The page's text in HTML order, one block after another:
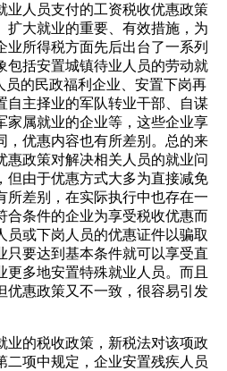
人员支付的工资税收优惠政策
扩大就业的重要、有效措施，为
业所得税方面先后出台了一系列
包括安置城镇待业人员的劳动就
员的民政福利企业、安置下岗再
自主择业的军队转业干部、自谋
家属就业的企业等，这些企业享
，优惠内容也有所差别。总的来
惠政策对解决相关人员的就业问
但由于优惠方式大多为直接减免
所差别，在实际执行中也存在一
合条件的企业为享受税收优惠而
员或下岗人员的优惠证件以骗取
只要达到基本条件就可以享受直
多地安置特殊就业人员。而且
优惠政策又不一致，很容易引发
的税收政策，新税法对该项政
二项中规定，企业安置残疾人员